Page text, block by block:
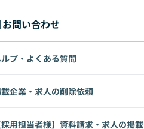
お問い合わせ
プ・よくある質問
企業・求人の削除依頼
用担当者様】資料請求・求人の掲載